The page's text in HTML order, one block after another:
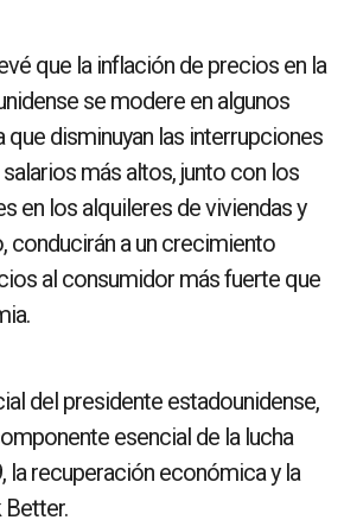
que la inflación de precios en la
se modere en algunos
disminuyan las interrupciones
más altos, junto con los
en los alquileres de viviendas y
conducirán a un crecimiento
al consumidor más fuerte que
del presidente estadounidense,
esencial de la lucha
la recuperación económica y la
Better.